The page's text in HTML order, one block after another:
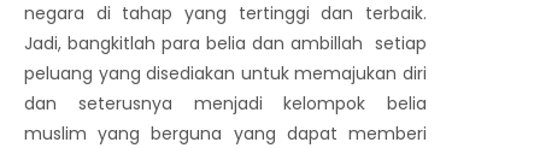
negara di tahap yang tertinggi dan terbaik.
Jadi, bangkitlah para belia dan ambillah setiap
peluang yang disediakan untuk memajukan diri
dan seterusnya menjadi kelompok belia
muslim yang berguna yang dapat memberi